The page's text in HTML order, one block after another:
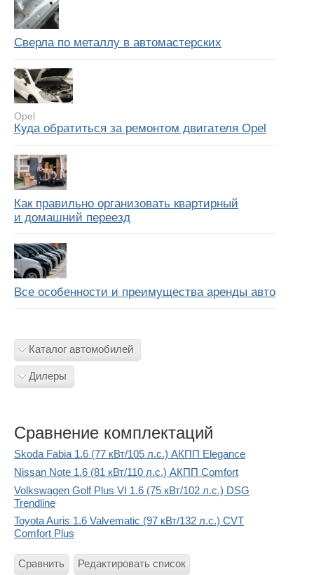
Сверла по металлу в автомастерских
Opel
Куда обратиться за ремонтом двигателя Opel
Как правильно организовать квартирный
и домашний переезд
Все особенности и преимущества аренды авто
Каталог автомобилей
Дилеры
Сравнение комплектаций
Skoda Fabia 1.6 (77 кВт/105 л.с.) АКПП Elegance
Nissan Note 1.6 (81 кВт/110 л.с.) АКПП Comfort
Volkswagen Golf Plus VI 1.6 (75 кВт/102 л.с.) DSG
Trendline
Toyota Auris 1.6 Valvematic (97 кВт/132 л.с.) CVT
Comfort Plus
Сравнить Редактировать список